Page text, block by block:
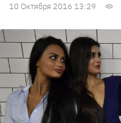
10 Октября 2016 13:29